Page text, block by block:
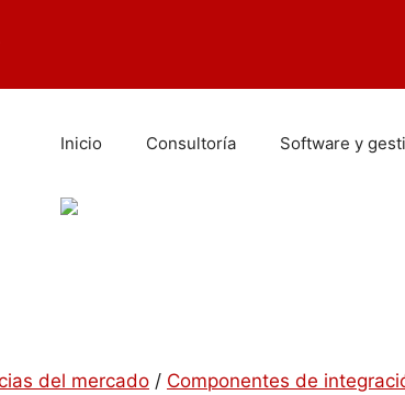
Inicio Consultoría Software y
del mercado / Componentes de